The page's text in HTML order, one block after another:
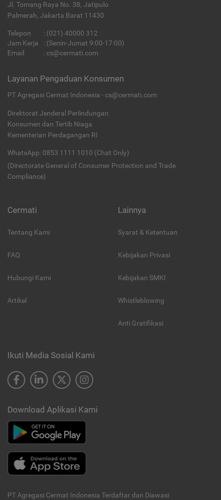
Jl. Tomang Raya No. 38, Jatipulo
Palmerah, Jakarta Barat 11430
Telepon : (021) 40000 312
Jam Kerja
: (Senin-Jumat 9:00-17:00)
Email
: cs@cermati.com
Layanan Pengaduan Konsumen
PT Agregasi Cermat Indonesia - cs@cermati.com
Direktorat Jenderal Perlindungan
Konsumen dan Tertib Niaga
Kementerian Perdagangan RI
WhatsApp: 0853 1111 1010 (Chat Only)
(Directorate General of Consumer Protection and Trade
Compliance)
Cermati
Tentang Kami
FAQ
Hubungi Kami
Artikel
Lainnya
Syarat & Ketentuan
Kebijakan Privasi
Kebijakan SMKI
Whistleblowing
Anti Gratifikasi
Ikuti Media Sosial Kami
Download Aplikasi Kami
PT Agregasi Cermat Indonesia Terdaftar dan Diawasi